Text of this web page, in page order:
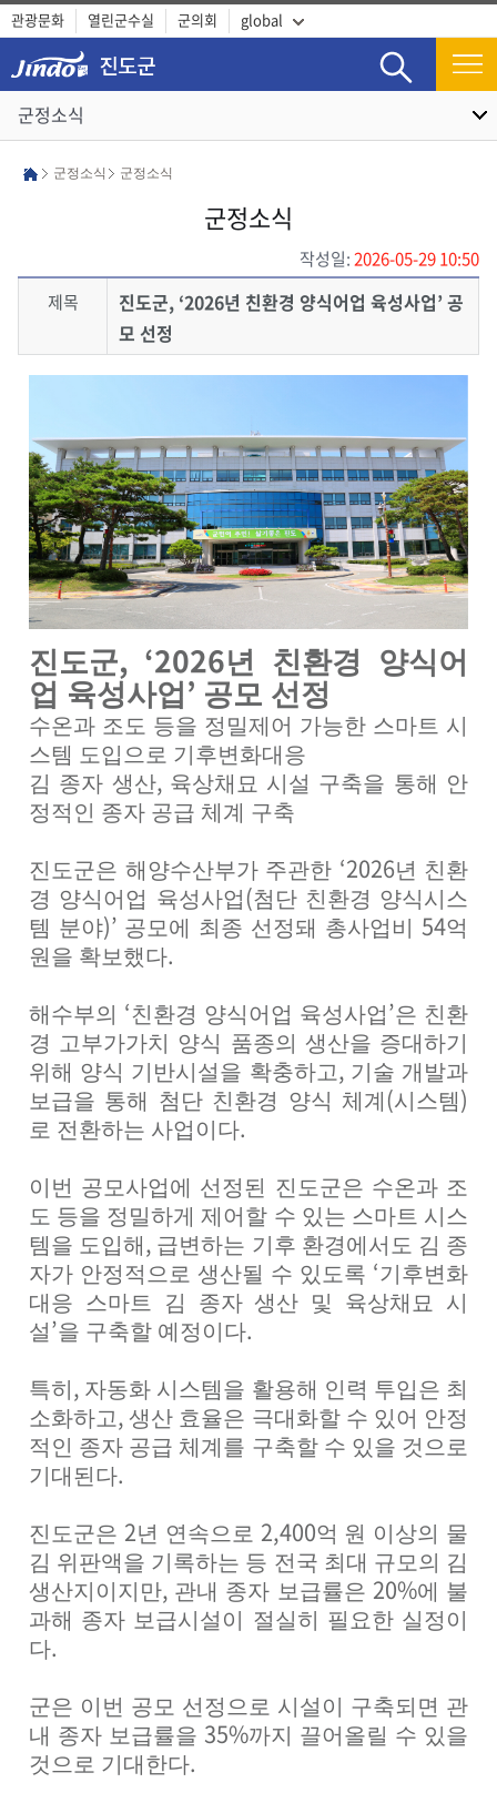
검색
관광문화 열린군수실 군의회 global
군정소식
군정소식 군정소식
군정소식
작성일:2026-05-29 10:50
제목
진도군, ‘2026년 친환경 양식어업 육성사업’ 공
모 선정
진도군, ‘2026년 친환경 양식어
업 육성사업 ’ 공모 선정
수온과 조도 등을 정밀제어 가능한 스마트 시
스템 도입으로 기후변화대응
김 종자 생산, 육상채묘 시설 구축을 통해 안
정적인 종자 공급 체계 구축
진도군은 해양수산부가 주관한 ‘2026년 친환
경 양식어업 육성사업(첨단 친환경 양식시스
템 분야)’ 공모에 최종 선정돼 총사업비 54억
원을 확보했다.
해수부의 ‘친환경 양식어업 육성사업’은 친환
경 고부가가치 양식 품종의 생산을 증대하기
위해 양식 기반시설을 확충하고, 기술 개발과
보급을 통해 첨단 친환경 양식 체계 (시스템)
로 전환하는 사업이다.
이번 공모사업에 선정된 진도군은 수온과 조
도 등을 정밀하게 제어할 수 있는 스마트 시스
템을 도입해 , 급변하는 기후 환경에서도 김 종
자가 안정적으로 생산될 수 있도록 ‘기후변화
대응 스마트 김 종자 생산 및 육상채묘 시
설’을 구축할 예정이다.
특히 , 자동화 시스템을 활용해 인력 투입은 최
소화하고, 생산 효율은 극대화할 수 있어 안정
적인 종자 공급 체계를 구축할 수 있을 것으로
기대된다.
진도군은 2년 연속으로 2,400억 원 이상의 물
김 위판액을 기록하는 등 전국 최대 규모의 김
생산지이지만, 관내 종자 보급률은 20%에 불
과해 종자 보급시설이 절실히 필요한 실정이
다.
군은 이번 공모 선정으로 시설이 구축되면 관
내 종자 보급률을 35%까지 끌어올릴 수 있을
것으로 기대한다.